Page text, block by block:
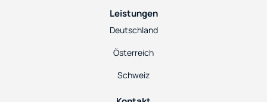
Leistungen
Deutschland
Österreich
Schweiz